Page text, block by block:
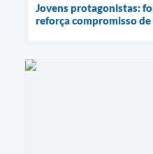
Jovens protagonistas:
reforça compromisso